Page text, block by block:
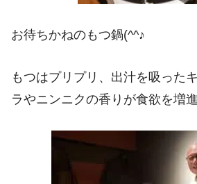
お待ちかねのもつ鍋(^^♪
もつはプリプリ、出汁を吸った
ラやニンニクの香りが食欲を増